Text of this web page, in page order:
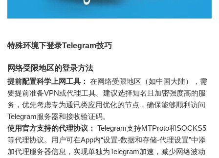
特殊环境下登录Telegram技巧
网络受限地区的登录方法
提前配置科学上网工具： 在网络受限地区（如中国大陆），需
要提前准备VPN或代理工具。建议选择知名且加密强度高的服
务，优先考虑专为通讯类应用优化的节点，确保能够顺利访问
Telegram服务器和接收验证码。
使用官方支持的代理协议： Telegram支持MTProto和SOCKS5
等代理协议。用户可在App内“设置-数据和存储-代理设置”中添
加代理服务器信息，实现单独为Telegram加速，减少网络波动